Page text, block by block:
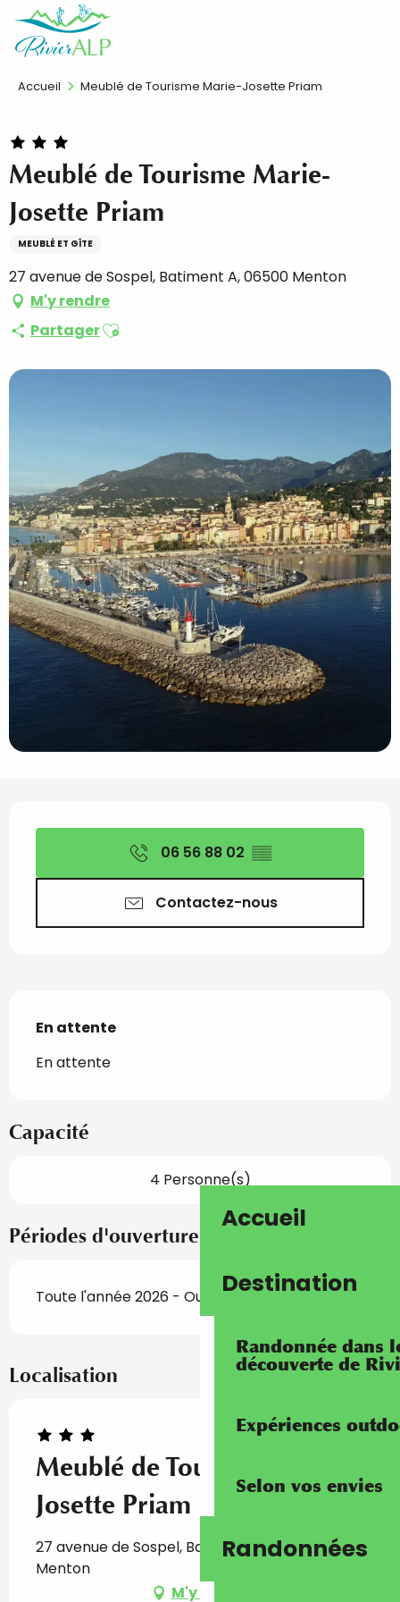
contenu
FR
Accueil
Destination
Randonnée dans
découverte de
Expériences
Selon vos envies
Randonnées
Accueil Meublé de Tourisme Marie-Josette Priam
Meublé de Tourisme Marie-
Josette Priam
MEUBLÉ ET GÎTE
27 avenue de Sospel, Batiment A, 06500 Menton
M'y rendre
PartagerAjouter aux favoris
Ouverture et
06 56 88 02 ▒▒
Contactez-nous
Description
En attente
En attente
Capacité
4 Personne(s)
Périodes d'ouverture
Toute l'année 2026 - Ouvert tous les jours
Localisation
Meublé de Tourisme Marie-
Josette Priam
27 avenue de Sospel, Batiment A, 06500
Menton
M'y rendre